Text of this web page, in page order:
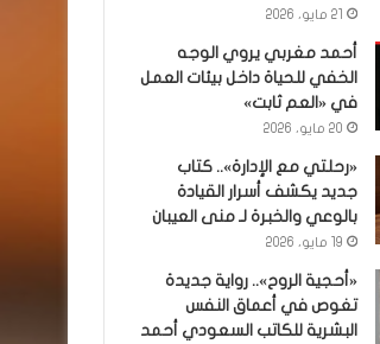
21 مايو، 2026
أحمد مغربي يروي الوجه
الخفي للحياة داخل بيئات العمل
في «العم ثابت»
20 مايو، 2026
«رحلتي مع الإدارة».. كتاب
جديد يكشف أسرار القيادة
بالوعي والخبرة لـ منى العيبان
19 مايو، 2026
«أحجية الروح».. رواية جديدة
تغوص في أعماق النفس
البشرية للكاتب السعودي أحمد